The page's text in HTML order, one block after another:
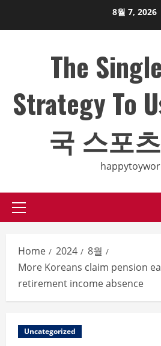
8월 7, 2026
The
Strategy To
국 스포
Primary
Home 2024
8월
More Koreans claim pension
retirement income absence
Uncategorized